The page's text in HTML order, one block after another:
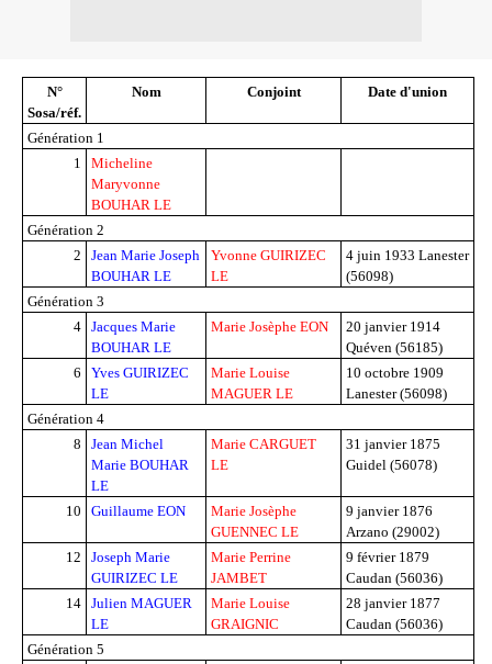
N°
Sosa/réf.
Nom Conjoint Date d'union
Génération 1
1
Micheline
Maryvonne
BOUHAR LE
Génération 2
2
Jean Marie Joseph
BOUHAR LE
Yvonne GUIRIZEC
LE
4 juin 1933 Lanester
(56098)
Génération 3
4 Jacques Marie
BOUHAR LE
Marie Josèphe EON
20 janvier 1914
Quéven (56185)
6
Yves GUIRIZEC
LE
Marie Louise
MAGUER LE
10 octobre 1909
Lanester (56098)
Génération 4
8
Jean Michel
Marie BOUHAR
LE
Marie CARGUET
LE
31 janvier 1875
Guidel (56078)
10 Guillaume EON
Marie Josèphe
GUENNEC LE
9 janvier 1876
Arzano (29002)
12
Joseph Marie
GUIRIZEC LE
Marie Perrine
JAMBET
9 février 1879
Caudan (56036)
14 Julien MAGUER
LE
Marie Louise
GRAIGNIC
28 janvier 1877
Caudan (56036)
Génération 5